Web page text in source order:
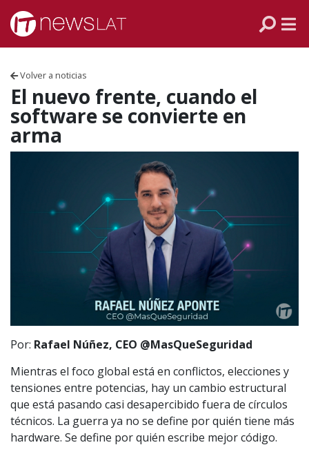
Skip to content
Volver a noticias
El nuevo frente, cuando el
software se convierte en
arma
Por: Rafael Núñez, CEO @MasQueSeguridad
Mientras el foco global está en conflictos, elecciones y
tensiones entre potencias, hay un cambio estructural
que está pasando casi desapercibido fuera de círculos
técnicos. La guerra ya no se define por quién tiene más
hardware. Se define por quién escribe mejor código.
ECUADOR
PERÚ
CHILE
ARGENTINA
MÉXICO